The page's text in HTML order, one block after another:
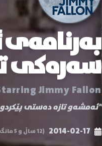
سەرەکی
Jimmy Fallon
"ئەمشەو تازە دەستی
2014-02-17 (12 ساڵ و 5 مانگ و 18 ڕۆژ لەمەوبەر دەرچووە)